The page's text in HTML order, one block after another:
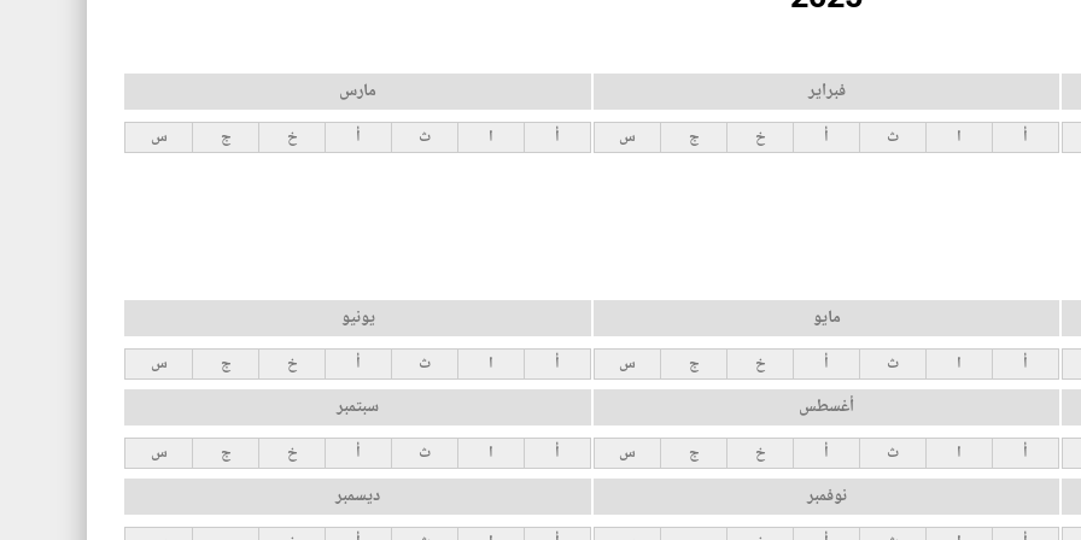
فبراير
أ ا ث أ خ ج س
مارس
أ ا ث أ خ ج س
مايو
أ ا ث أ خ ج س
يونيو
أ ا ث أ خ ج س
أغسطس
أ ا ث أ خ ج س
سبتمبر
أ ا ث أ خ ج س
نوفمبر ديسمبر